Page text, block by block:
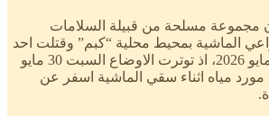
مجموعة مسلحة من قبيلة السلامات
الماشية بمحيط محلية “كبم” وقتلت احد
الرعاة يوم السبت 23 مايو 2026، اذ توترت الاوضاع السبت 30 مايو
مورد مياه اثناء سقي الماشية اسفر عن